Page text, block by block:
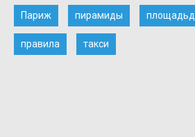
Париж пирамиды площадьд
правила такси